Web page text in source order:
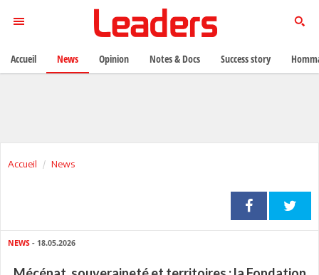
Accueil News
NEWS - 18.05.2026
Accueil News Opinion Notes & Docs Success story